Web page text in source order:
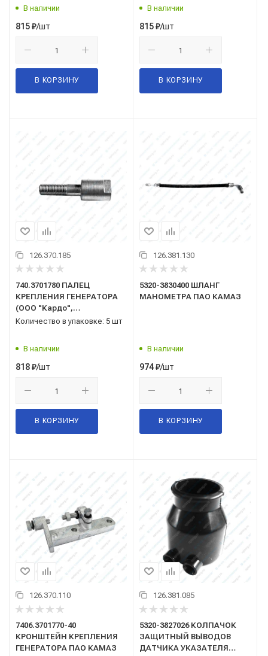
В наличии
815₽/шт
В КОРЗИНУ
В наличии
815₽/шт
В КОРЗИНУ
126.370.185
740.3701780 ПАЛЕЦ
КРЕПЛЕНИЯ ГЕНЕРАТОРА
(ООО "Кардо",
г.Набережные Челны)
Количество в упаковке: 5 шт
В наличии
818₽/шт
В КОРЗИНУ
126.381.130
5320-3830400 ШЛАНГ
МАНОМЕТРА ПАО КАМАЗ
В наличии
974₽/шт
В КОРЗИНУ
126.370.110
7406.3701770-40
КРОНШТЕЙН КРЕПЛЕНИЯ
ГЕНЕРАТОРА ПАО КАМАЗ
126.381.085
5320-3827026 КОЛПАЧОК
ЗАЩИТНЫЙ ВЫВОДОВ
ДАТЧИКА УКАЗАТЕЛЯ